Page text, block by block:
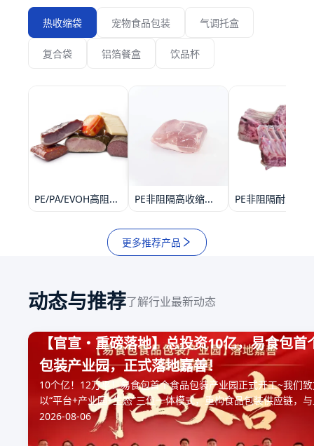
热收缩袋 宠物食品包装 气调托盒
复合袋 铝箔餐盒 饮品杯
PE/PA/EVOH高阻隔热收缩袋 PE非阻隔高收缩共挤热收缩袋SE83
更多推荐产品
动态与推荐了解行业最新动态
【官宣・重磅落地】总投资10亿，易食包首
包装产业园，正式落地嘉善！
10个亿！12万平！易食包首个食品包装产业园正式开工~我们
以“平台+产业园+生态”三位一体模式，重构食品包装供应链，
游伙伴共拓食品包装产业新局！
2026-08-06